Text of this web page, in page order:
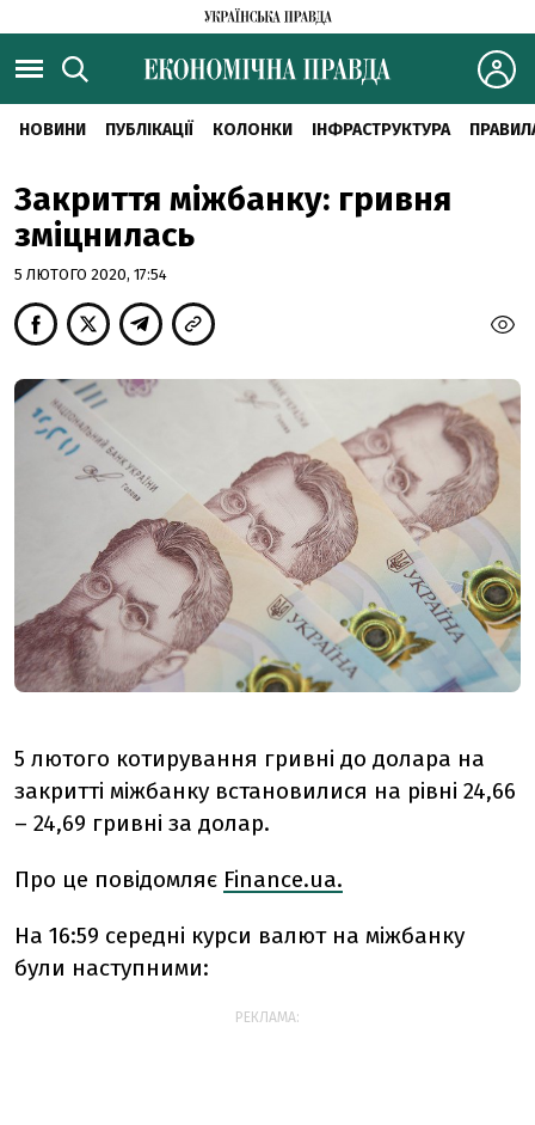
НОВИНИ ПУБЛІКАЦІЇ КОЛОНКИ ІНФРАСТРУКТУРА
Закриття міжбанку: гривня
зміцнилась
5 ЛЮТОГО 2020, 17:54
5 лютого котирування гривні до долара на
закритті міжбанку встановилися на рівні 24,66
– 24,69 гривні за долар.
Про це повідомляє Finance.ua.
На 16:59 середні курси валют на міжбанку
були наступними:
РЕКЛАМА: